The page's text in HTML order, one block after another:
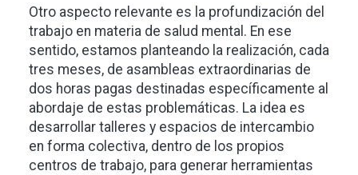
Otro aspecto relevante es la profundización del
trabajo en materia de salud mental. En ese
sentido, estamos planteando la realización, cada
tres meses, de asambleas extraordinarias de
dos horas pagas destinadas específicamente al
abordaje de estas problemáticas. La idea es
desarrollar talleres y espacios de intercambio
en forma colectiva, dentro de los propios
centros de trabajo, para generar herramientas